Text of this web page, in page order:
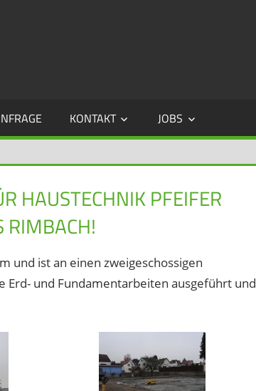
KONTAKT JOBS
HAUSTECHNIK PFEIFER
RIMBACH!
und ist an einen zweigeschossigen
Erd- und Fundamentarbeiten ausgeführt und